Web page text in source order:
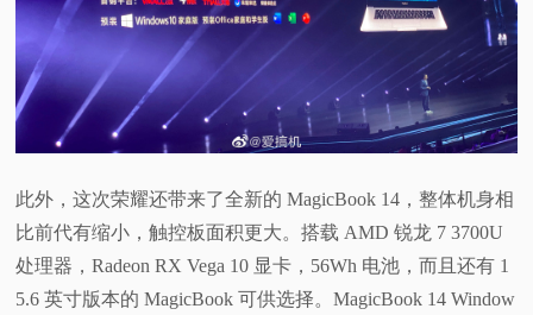
此外，这次荣耀还带来了全新的 MagicBook 14，整体机身相
比前代有缩小，触控板面积更大。搭载 AMD 锐龙 7 3700U
处理器，Radeon RX Vega 10 显卡，56Wh 电池，而且还有 1
5.6 英寸版本的 MagicBook 可供选择。MagicBook 14 Window